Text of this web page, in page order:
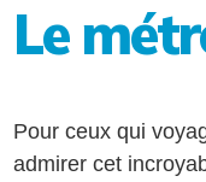
Le
Pour ceux qui
admirer cet